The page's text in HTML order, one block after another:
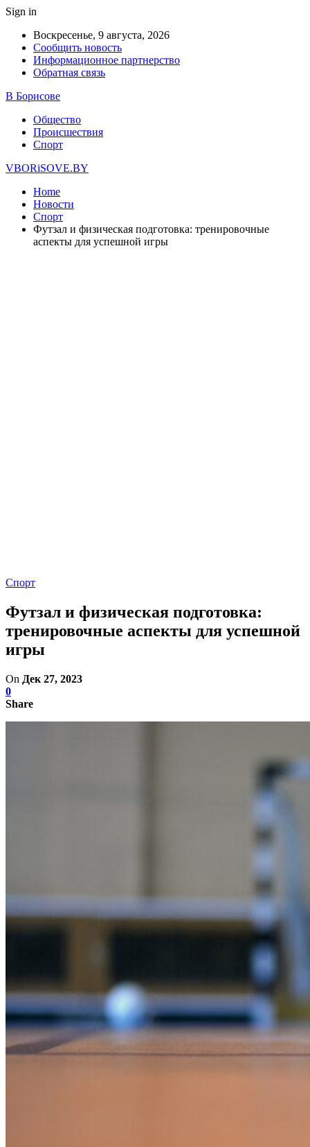
Sign in
Воскресенье, 9 августа, 2026
Сообщить новость
Информационное партнерство
Обратная связь
В Борисове
Общество
Происшествия
Спорт
VBORiSOVE.BY
Home
Новости
Спорт
Футзал и физическая подготовка: тренировочные
аспекты для успешной игры
Спорт
Футзал и физическая подготовка:
тренировочные аспекты для успешной
игры
On Дек 27, 2023
0
Share